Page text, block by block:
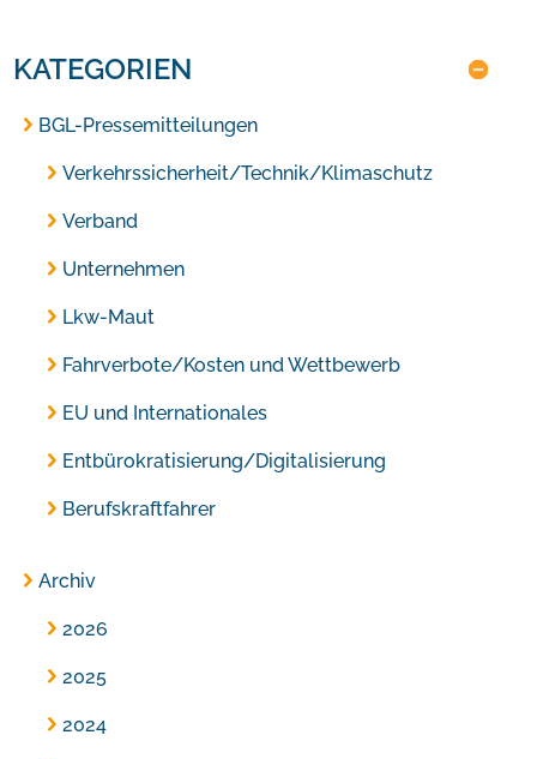
KATEGORIEN
BGL-Pressemitteilungen
Verkehrssicherheit/Technik/Klimaschutz
Verband
Unternehmen
Lkw-Maut
Fahrverbote/Kosten und Wettbewerb
EU und Internationales
Entbürokratisierung/Digitalisierung
Berufskraftfahrer
Archiv
2026
2025
2024